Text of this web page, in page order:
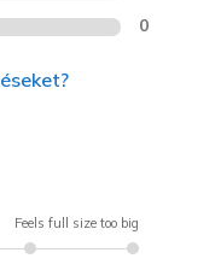
0
Feels full size too big